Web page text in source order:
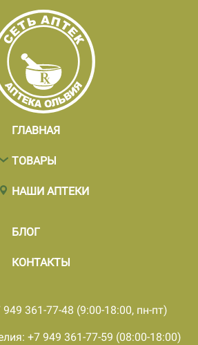
ГЛАВНАЯ
ТОВАРЫ
НАШИ АПТЕКИ
БЛОГ
КОНТАКТЫ
361-77-48 (9:00-18:00, пн-пт)
+7 949 361-77-59 (08:00-18:00)